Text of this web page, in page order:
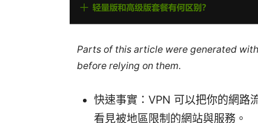
Parts of this article were generated
before relying on them.
快速事實：VPN 可以把你的網路
看見被地區限制的網站與服務。